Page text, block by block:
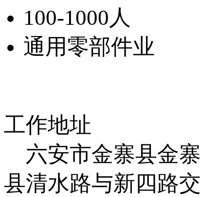
100-1000人
通用零部件业
工作地址
六安市金寨县金寨
县清水路与新四路交